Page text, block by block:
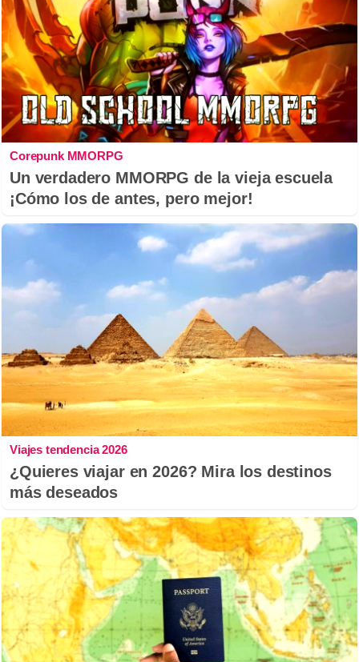
Corepunk MMORPG
Un verdadero MMORPG de la vieja escuela
¡Cómo los de antes, pero mejor!
Viajes tendencia 2026
¿Quieres viajar en 2026? Mira los destinos
más deseados